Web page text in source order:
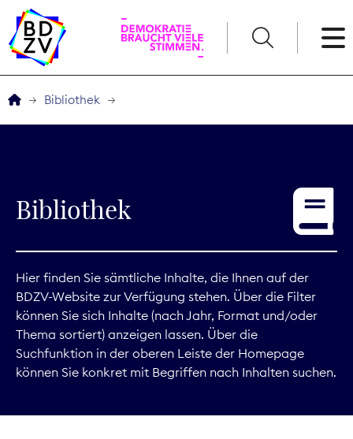
Service
Digitales
Kommunikation
Marktdaten
Bibliothek
Bibliothek
Hier finden Sie sämtliche Inhalte, die Ihnen auf der
BDZV-Website zur Verfügung stehen. Über die Filter
können Sie sich Inhalte (nach Jahr, Format und/oder
Thema sortiert) anzeigen lassen. Über die
Suchfunktion in der oberen Leiste der Homepage
können Sie konkret mit Begriffen nach Inhalten suchen.